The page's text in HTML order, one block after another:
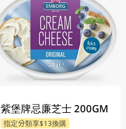
紫堡牌忌廉芝士 200GM
指定分類享$13換購